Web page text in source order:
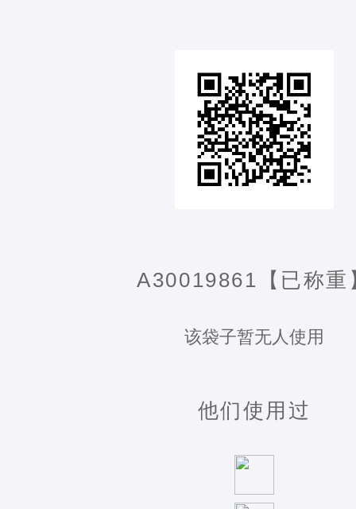
A30019861【已称重
该袋子暂无人使用
他们使用过